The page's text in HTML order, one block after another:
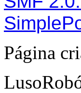
Página